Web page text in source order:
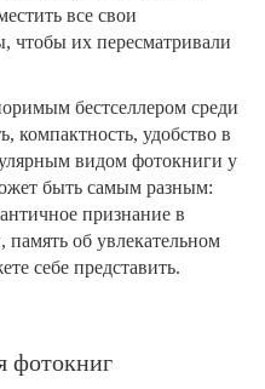
все свои
чтобы их пересматривали
бестселлером среди
компактность, удобство в
видом фотокниги у
быть самым разным:
признание в
об увлекательном
себе представить.
фотокниг